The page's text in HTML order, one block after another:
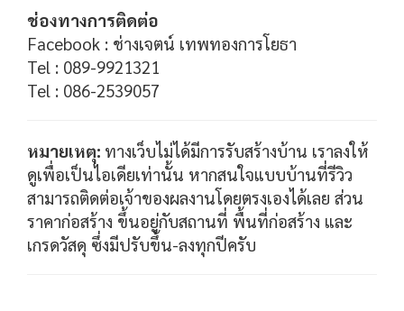
ช่องทางการติดต่อ
Facebook : ช่างเจตน์ เทพทองการโยธา
Tel : 089-9921321
Tel : 086-2539057
หมายเหตุ: ทางเว็บไม่ได้มีการรับสร้างบ้าน เราลงให้
ดูเพื่อเป็นไอเดียเท่านั้น หากสนใจแบบบ้านที่รีวิว
สามารถติดต่อเจ้าของผลงานโดยตรงเองได้เลย ส่วน
ราคาก่อสร้าง ขึ้นอยู่กับสถานที่ พื้นที่ก่อสร้าง และ
เกรดวัสดุ ซึ่งมีปรับขึ้น-ลงทุกปีครับ